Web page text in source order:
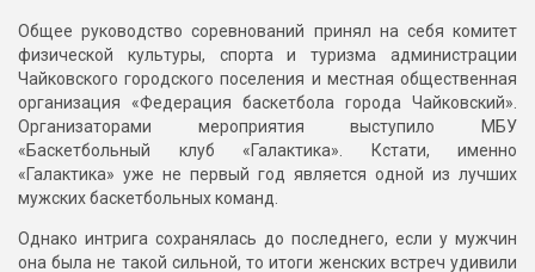
Общее руководство соревнований принял на себя комитет
физической культуры, спорта и туризма администрации
Чайковского городского поселения и местная общественная
организация «Федерация баскетбола города Чайковский».
Организаторами мероприятия выступило МБУ
«Баскетбольный клуб «Галактика». Кстати, именно
«Галактика» уже не первый год является одной из лучших
мужских баскетбольных команд.
Однако интрига сохранялась до последнего, если у мужчин
она была не такой сильной, то итоги женских встреч удивили